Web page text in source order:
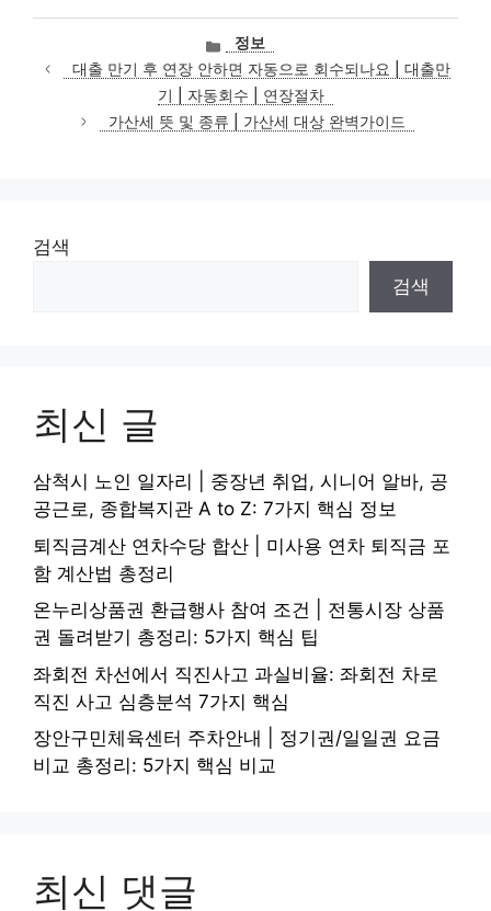
카
테
고
리
정보
대출 만기 후 연장 안하면 자동으로 회수되나요 | 대출만
기 | 자동회수 | 연장절차
가산세 뜻 및 종류 | 가산세 대상 완벽가이드
검색
검색
최신 글
삼척시 노인 일자리 | 중장년 취업, 시니어 알바, 공
공근로, 종합복지관 A to Z: 7가지 핵심 정보
퇴직금계산 연차수당 합산 | 미사용 연차 퇴직금 포
함 계산법 총정리
온누리상품권 환급행사 참여 조건 | 전통시장 상품
권 돌려받기 총정리: 5가지 핵심 팁
좌회전 차선에서 직진사고 과실비율: 좌회전 차로
직진 사고 심층분석 7가지 핵심
장안구민체육센터 주차안내 | 정기권/일일권 요금
비교 총정리: 5가지 핵심 비교
최신 댓글